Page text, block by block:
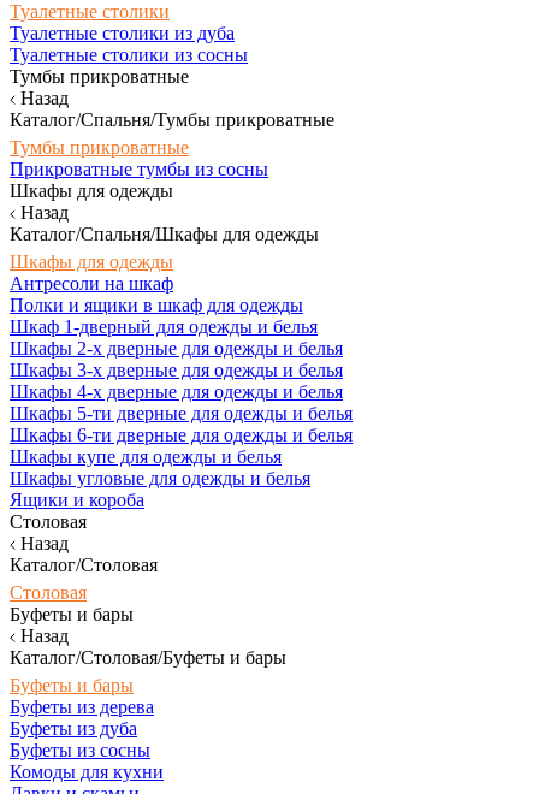
Туалетные столики
Туалетные столики из дуба
Туалетные столики из сосны
Тумбы прикроватные
Назад
Каталог/Спальня/Тумбы прикроватные
Тумбы прикроватные
Прикроватные тумбы из сосны
Шкафы для одежды
Назад
Каталог/Спальня/Шкафы для одежды
Шкафы для одежды
Антресоли на шкаф
Полки и ящики в шкаф для одежды
Шкаф 1-дверный для одежды и белья
Шкафы 2-х дверные для одежды и белья
Шкафы 3-х дверные для одежды и белья
Шкафы 4-х дверные для одежды и белья
Шкафы 5-ти дверные для одежды и белья
Шкафы 6-ти дверные для одежды и белья
Шкафы купе для одежды и белья
Шкафы угловые для одежды и белья
Ящики и короба
Столовая
Назад
Каталог/Столовая
Столовая
Буфеты и бары
Назад
Каталог/Столовая/Буфеты и бары
Буфеты и бары
Буфеты из дерева
Буфеты из дуба
Буфеты из сосны
Комоды для кухни